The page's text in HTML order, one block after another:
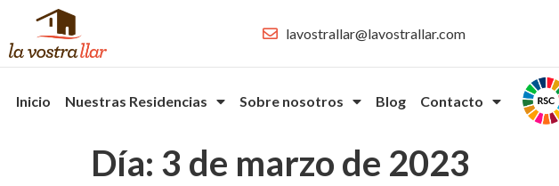
lavostrallar@lavostrallar.com
Inicio Nuestras Residencias Sobre nosotros Blog Contacto corpo
Día: 3 de marzo de 2023